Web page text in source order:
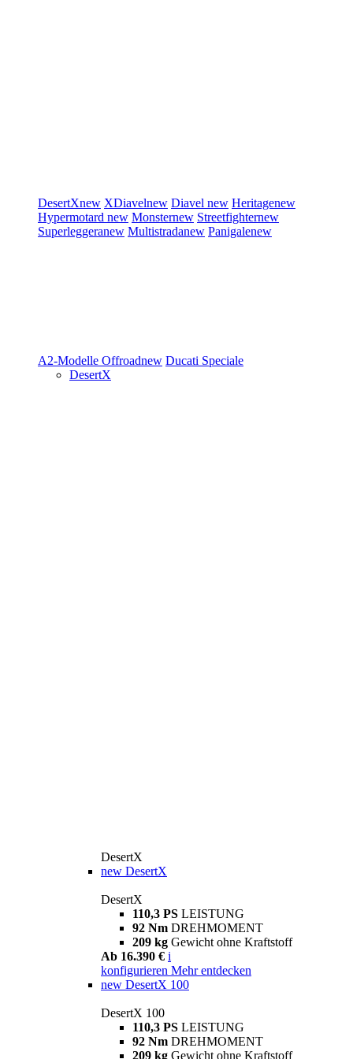
DesertXnew XDiavelnew Diavel new Heritagenew
Hypermotard new Monsternew Streetfighternew
Superleggeranew Multistradanew Panigalenew
A2-Modelle Offroadnew Ducati Speciale
DesertX
DesertX
new DesertX
DesertX
110,3 PS LEISTUNG
92 Nm DREHMOMENT
209 kg Gewicht ohne Kraftstoff
Ab 16.390 € i
konfigurieren Mehr entdecken
new DesertX 100
DesertX 100
110,3 PS LEISTUNG
92 Nm DREHMOMENT
209 kg Gewicht ohne Kraftstoff